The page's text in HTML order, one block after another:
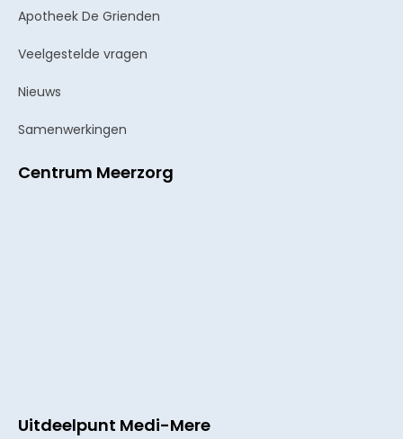
Apotheek De Grienden
Veelgestelde vragen
Nieuws
Samenwerkingen
Centrum Meerzorg
Uitdeelpunt Medi-Mere